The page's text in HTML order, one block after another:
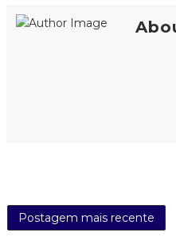
Postagem mais recente